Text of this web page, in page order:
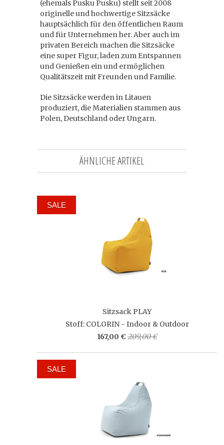
(ehemals Pusku Pusku) stellt seit 2008
originelle und hochwertige Sitzsäcke
hauptsächlich für den öffentlichen Raum
und für Unternehmen her. Aber auch im
privaten Bereich machen die Sitzsäcke
eine super Figur, laden zum Entspannen
und Genießen ein und ermöglichen
Qualitätszeit mit Freunden und Familie.
Die Sitzsäcke werden in Litauen
produziert, die Materialien stammen aus
Polen, Deutschland oder Ungarn.
ÄHNLICHE ARTIKEL
Sitzsack PLAY
Stoff: COLORIN - Indoor & Outdoor
167,00 € 209,00 €
SALE
SALE